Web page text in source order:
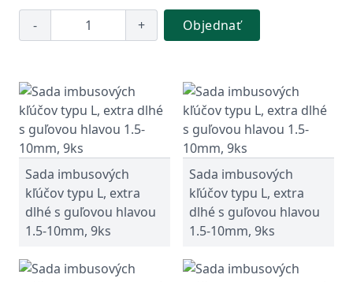
- + Objednať
Sada imbusových
kľúčov typu L, extra
dlhé s guľovou hlavou
1.5-10mm, 9ks
Sada imbusových
kľúčov typu L, extra
dlhé s guľovou hlavou
1.5-10mm, 9ks